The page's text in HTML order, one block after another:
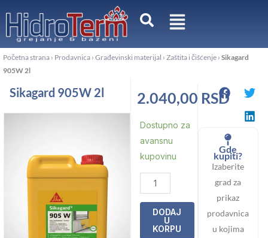
sadržaj
Početna strana › Prodavnica › Građevinski materijal › Zaštita i čišćenje › Sikagard
905W 2l
Sikagard 905W 2l 2.040,00 RSD
Dostupno za
avansnu
kupovinu
Sikagard
905W
2l
DODAJ
U
KORPU
Gde
kupiti?
Izaberite
grad za
prikaz
prodavnica
u kojima